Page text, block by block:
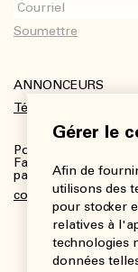
Gérer le
Afin de
utilisons des
pour stocker
relatives à
technologies
données
ANNONCEURS
Télécharger le kit
Pour plus de
Fanny
partenariats et